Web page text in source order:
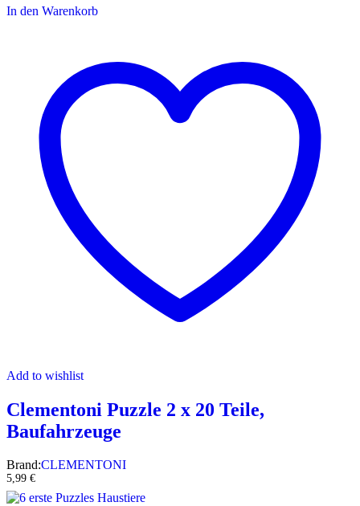
In den Warenkorb
Add to wishlist
Clementoni Puzzle 2 x 20 Teile,
Baufahrzeuge
Brand:CLEMENTONI
5,99 €